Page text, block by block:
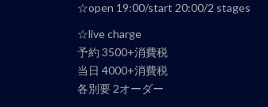
シ
ョ
ン
☆open 19:00/start 20:00/2 stages
☆live charge
予約 3500+消費税
当日 4000+消費税
各別要 2オーダー